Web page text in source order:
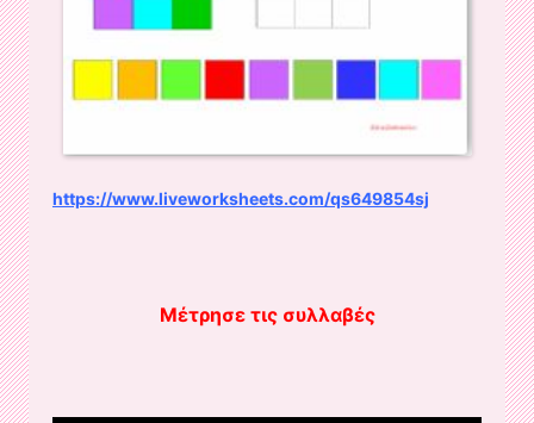
https://www.liveworksheets.com/qs649854sj
Μέτρησε τις συλλαβές